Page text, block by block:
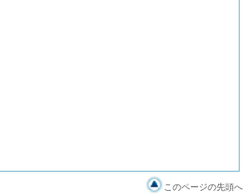
このページの先頭へ